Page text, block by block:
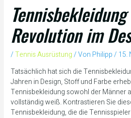
Revolution im
/Tennis Ausrüstung/ Von Philipp/ 15.
Tatsächlich hat sich die
Jahren in Design, Stoff und Farbe
Tennisbekleidung sowohl der Männer
vollständig weiß. Kontrastieren Sie
Tennisbekleidung, die die